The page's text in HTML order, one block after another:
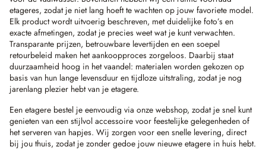
etageres, zodat je niet lang hoeft te wachten op jouw favoriete model.
Elk product wordt uitvoerig beschreven, met duidelijke foto’s en
exacte afmetingen, zodat je precies weet wat je kunt verwachten.
Transparante prijzen, betrouwbare levertijden en een soepel
retourbeleid maken het aankoopproces zorgeloos. Daarbij staat
duurzaamheid hoog in het vaandel: materialen worden gekozen op
basis van hun lange levensduur en tijdloze uitstraling, zodat je nog
jarenlang plezier hebt van je etagere.
Een etagere bestel je eenvoudig via onze webshop, zodat je snel kunt
genieten van een stijlvol accessoire voor feestelijke gelegenheden of
het serveren van hapjes. Wij zorgen voor een snelle levering, direct
bij jou thuis, zodat je zonder gedoe jouw nieuwe etagere in huis hebt.